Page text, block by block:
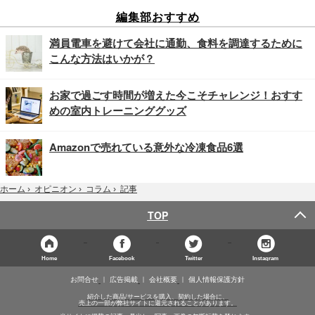
編集部おすすめ
満員電車を避けて会社に通勤、食料を調達するために
こんな方法はいかが？
お家で過ごす時間が増えた今こそチャレンジ！おすす
めの室内トレーニンググッズ
Amazonで売れている意外な冷凍食品6選
ホーム › オピニオン › コラム › 記事
TOP
Home Facebook Twitter Instagram
お問合せ 広告掲載 会社概要 個人情報保護方針
紹介した商品/サービスを購入、契約した場合に、
売上の一部が弊社サイトに還元されることがあります。